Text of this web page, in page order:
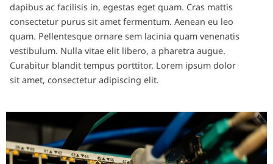
dapibus ac facilisis in, egestas eget quam. Cras mattis
consectetur purus sit amet fermentum. Aenean eu leo
quam. Pellentesque ornare sem lacinia quam venenatis
vestibulum. Nulla vitae elit libero, a pharetra augue.
Curabitur blandit tempus porttitor. Lorem ipsum dolor
sit amet, consectetur adipiscing elit.